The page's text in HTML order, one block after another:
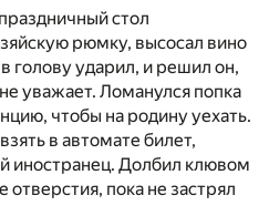
стол
рюмку, высосал вино
голову ударил, и решил он,
уважает. Ломанулся попка
чтобы на родину уехать.
в автомате билет,
иностранец. Долбил клювом
отверстия, пока не застрял